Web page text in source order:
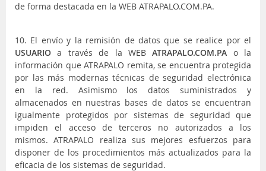
de forma destacada en la WEB ATRAPALO.COM.PA.
10. El envío y la remisión de datos que se realice por el
USUARIO a través de la WEBATRAPALO.COM.PA o la
información que ATRAPALO remita, se encuentra protegida
por las más modernas técnicas de seguridad electrónica
en la red. Asimismo los datos suministrados y
almacenados en nuestras bases de datos se encuentran
igualmente protegidos por sistemas de seguridad que
impiden el acceso de terceros no autorizados a los
mismos. ATRAPALO realiza sus mejores esfuerzos para
disponer de los procedimientos más actualizados para la
eficacia de los sistemas de seguridad.